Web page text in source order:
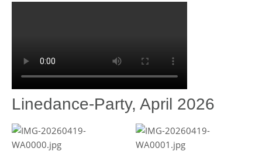
Linedance-Party, April 2026